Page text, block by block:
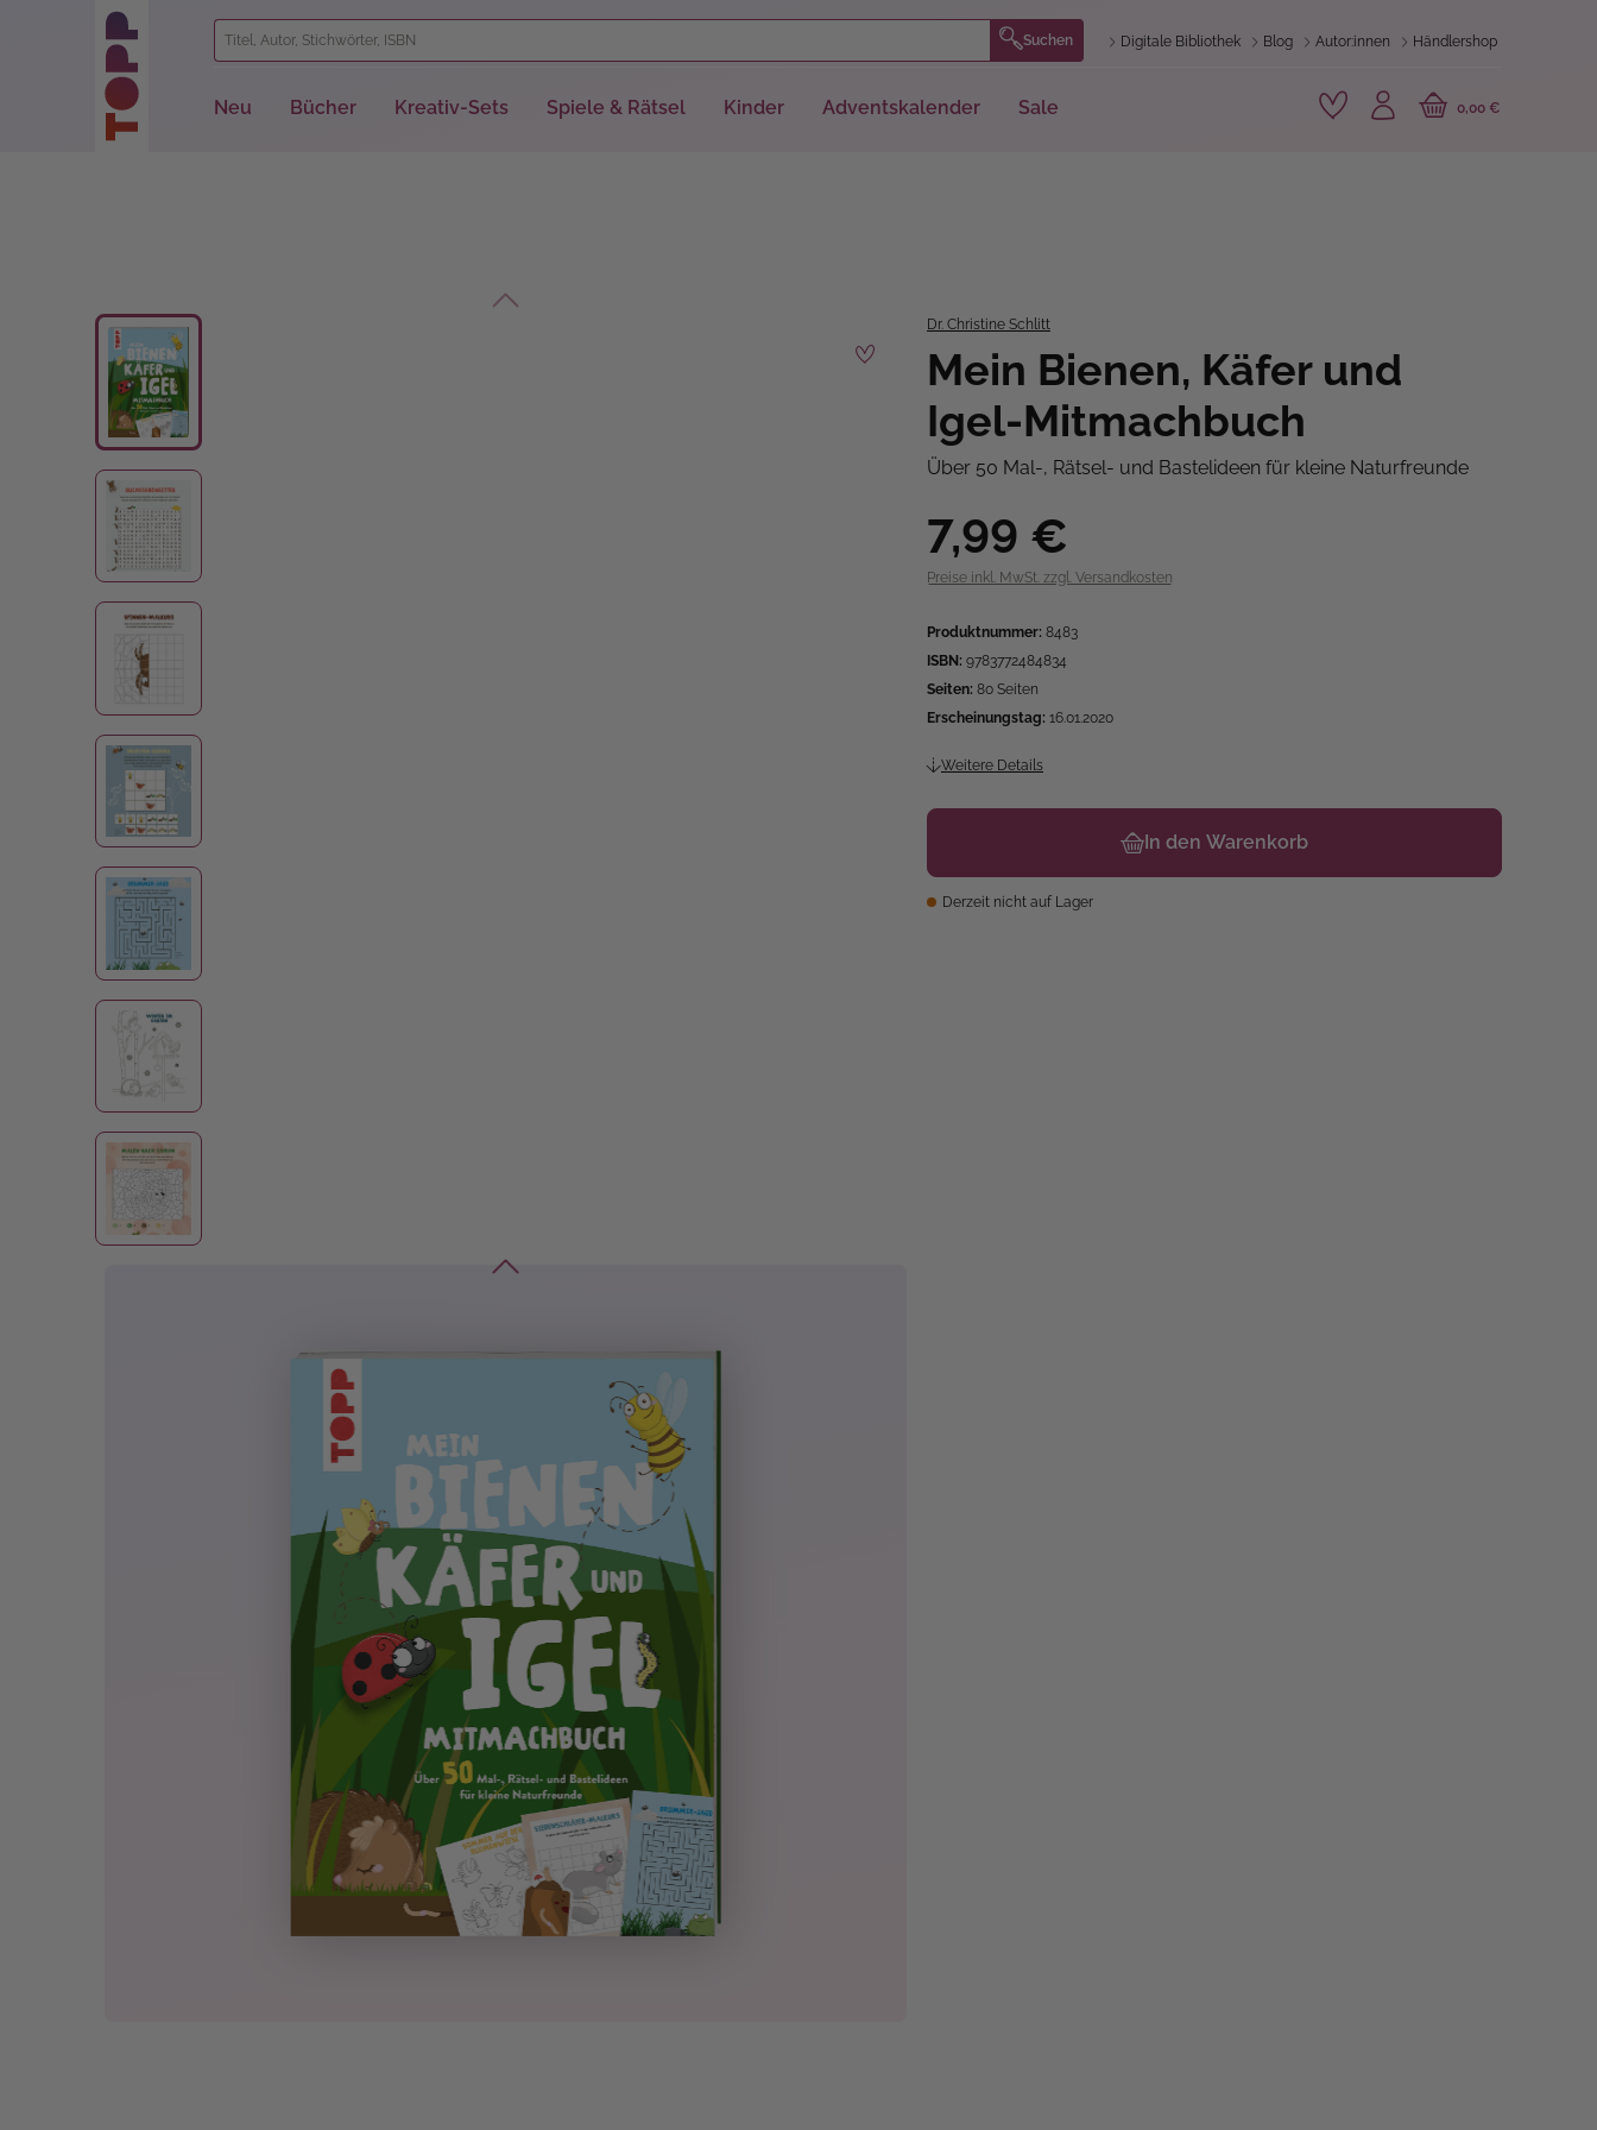
Zur Hauptnavigation springen
Suchen Digitale Bibliothek Blog Autor:innen Händlershop
Neu Bücher Kreativ-Sets Spiele & Rätsel Kinder Adventskalender Sale 0,00 €
Bildergalerie überspringen Dr. Christine Schlitt
Mein Bienen, Käfer und
Igel-Mitmachbuch
Über 50 Mal-, Rätsel- und Bastelideen für kleine Naturfreunde
7,99 €
Preise inkl. MwSt. zzgl. Versandkosten
Produktnummer: 8483
ISBN: 9783772484834
Seiten: 80 Seiten
Erscheinungstag: 16.01.2020
Weitere Details
In den Warenkorb
Derzeit nicht auf Lager